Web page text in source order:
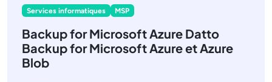
Services informatiques MSP
Backup for Microsoft Azure Datto
Backup for Microsoft Azure et Azure
Blob